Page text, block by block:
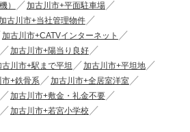
）
加古川市+平面駐車場
古川市+当社管理物件
加古川市+CATVインターネット
加古川市+陽当り良好
古川市+駅まで平坦
加古川市+平坦地
市+鉄骨系
加古川市+全居室洋室
加古川市+敷金・礼金不要
加古川市+若宮小学校